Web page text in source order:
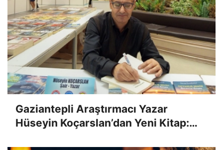
Gaziantepli Araştırmacı Yazar
Hüseyin Koçarslan’dan Yeni Kitap: